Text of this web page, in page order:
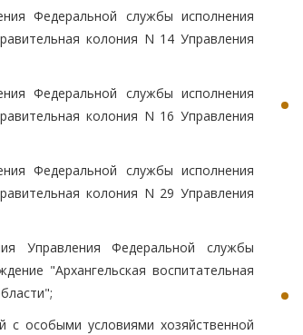
Федеральной службы исполнения
колония N 14 Управления
Федеральной службы исполнения
колония N 16 Управления
Федеральной службы исполнения
колония N 29 Управления
Управления Федеральной службы
"Архангельская воспитательная
с особыми условиями хозяйственной